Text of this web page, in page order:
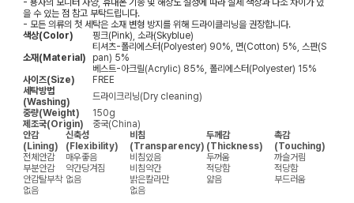
- 용자의 모니터 사양, 휴대폰 기종 및 해상도 설정에 따라 실제 색상과 다소 차이가 있
을 수 있는 점 참고 부탁드립니다.
- 모든 의류의 첫 세탁은 소재 변형 방지를 위해 드라이클리닝을 권장합니다.
색상(Color)
핑크(Pink), 소라(Skyblue)
소재(Material)
티셔츠-폴리에스터(Polyester) 90%, 면(Cotton) 5%, 스판(S
pan) 5%
베스트-아크릴(Acrylic) 85%, 폴리에스터(Polyester) 15%
사이즈(Size)
FREE
세탁방법
(Washing)
드라이크리닝(Dry cleaning)
중량(Weight)
150g
제조국(Origin)
중국(China)
안감
(Lining)
신축성
(Flexibility)
비침
(Transparency)
두께감
(Thickness)
촉감
(Touching)
전체안감
매우좋음 비침있음 두꺼움
까슬거림
부분안감
약간당겨짐 비침약간 적당함
적당함
안감탈부착 없음 밝은칼라만 얇음
부드러움
없음
없음